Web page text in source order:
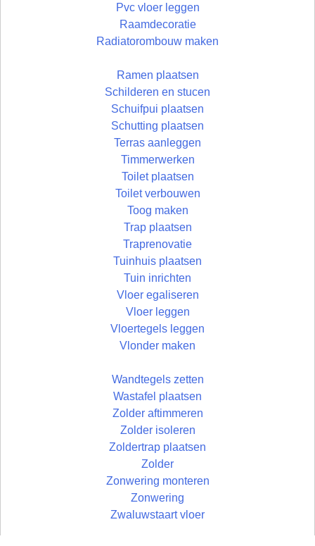
Pvc vloer leggen
Raamdecoratie
Radiatorombouw maken
Ramen plaatsen
Schilderen en stucen
Schuifpui plaatsen
Schutting plaatsen
Terras aanleggen
Timmerwerken
Toilet plaatsen
Toilet verbouwen
Toog maken
Trap plaatsen
Traprenovatie
Tuinhuis plaatsen
Tuin inrichten
Vloer egaliseren
Vloer leggen
Vloertegels leggen
Vlonder maken
Wandtegels zetten
Wastafel plaatsen
Zolder aftimmeren
Zolder isoleren
Zoldertrap plaatsen
Zolder
Zonwering monteren
Zonwering
Zwaluwstaart vloer